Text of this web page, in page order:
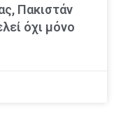
Πακιστάν
όχι μόνο